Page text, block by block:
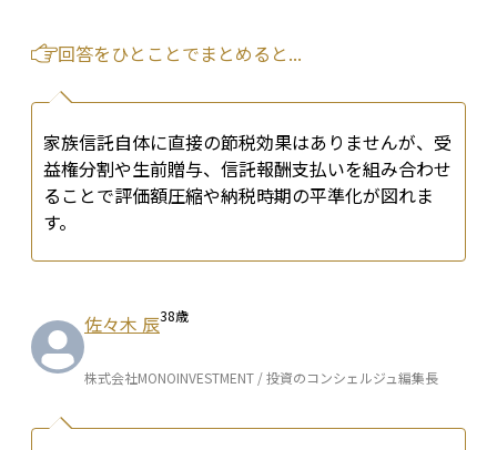
回答をひとことでまとめると...
家族信託自体に直接の節税効果はありませんが、受
益権分割や生前贈与、信託報酬支払いを組み合わせ
ることで評価額圧縮や納税時期の平準化が図れま
す。
佐々木 辰38歳
株式会社MONOINVESTMENT / 投資のコンシェルジュ編集長